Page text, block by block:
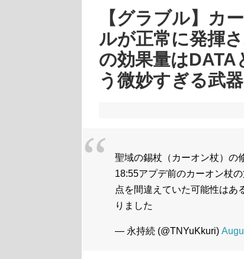
【グラブル】カ
ルが正常に発揮
の効果量は
う微妙すぎる武
聖域の錫杖（カーオン杖）の
18:55アプデ前のカーオン杖
点を間違えていた可能性はあ
りました
— 永持続 (@TNYuKkuri)